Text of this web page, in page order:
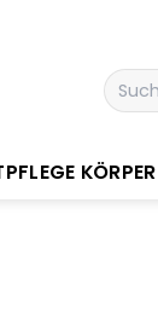
Suchen
nach:
KÖRPER